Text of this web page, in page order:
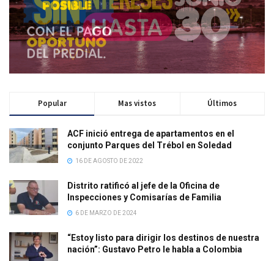
Popular Mas vistos Últimos
ACF inició entrega de apartamentos en el
conjunto Parques del Trébol en Soledad
16 DE AGOSTO DE 2022
Distrito ratificó al jefe de la Oficina de
Inspecciones y Comisarías de Familia
6 DE MARZO DE 2024
“Estoy listo para dirigir los destinos de nuestra
nación”: Gustavo Petro le habla a Colombia